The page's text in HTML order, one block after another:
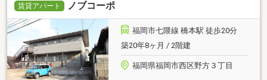
賃貸アパート ノブコーポ
福岡市七隈線 橋本駅 徒歩20分
築20年8ヶ月 / 2階建
福岡県福岡市西区野方３丁目